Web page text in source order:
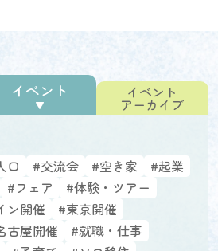
イベント イベント
アーカイブ
口 #交流会 #空き家
#起業
#フェア
#体験・ツアー
ン開催
#東京開催
古屋開催
#就職・仕事